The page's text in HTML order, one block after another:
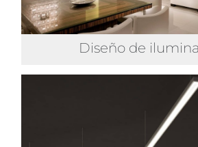
Diseño de